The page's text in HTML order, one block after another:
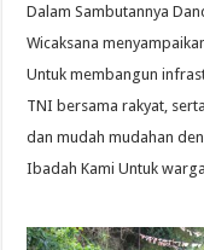
Dalam Sambutannya
Wicaksana
Untuk membangun
TNI bersama rakyat,
dan mudah mudahan
Ibadah Kami Untuk